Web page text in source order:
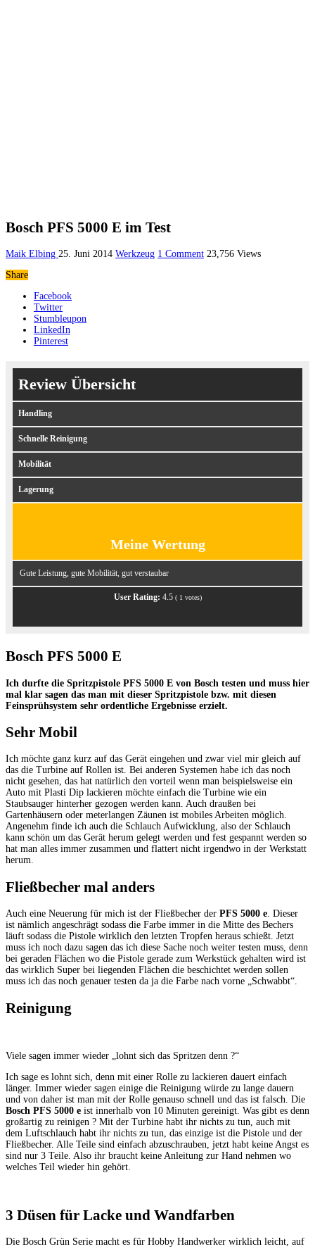
Bosch PFS 5000 E im Test
Maik Elbing 25. Juni 2014 Werkzeug 1 Comment 23,756 Views
Share
Facebook
Twitter
Stumbleupon
LinkedIn
Pinterest
Review Übersicht
Handling
Schnelle Reinigung
Mobilität
Lagerung
Meine Wertung
Gute Leistung, gute Mobilität, gut verstaubar
User Rating: 4.5 ( 1 votes)
Bosch PFS 5000 E
Ich durfte die Spritzpistole PFS 5000 E von Bosch testen und muss hier
mal klar sagen das man mit dieser Spritzpistole bzw. mit diesen
Feinsprühsystem sehr ordentliche Ergebnisse erzielt.
Sehr Mobil
Ich möchte ganz kurz auf das Gerät eingehen und zwar viel mir gleich auf
das die Turbine auf Rollen ist. Bei anderen Systemen habe ich das noch
nicht gesehen, das hat natürlich den vorteil wenn man beispielsweise ein
Auto mit Plasti Dip lackieren möchte einfach die Turbine wie ein
Staubsauger hinterher gezogen werden kann. Auch draußen bei
Gartenhäusern oder meterlangen Zäunen ist mobiles Arbeiten möglich.
Angenehm finde ich auch die Schlauch Aufwicklung, also der Schlauch
kann schön um das Gerät herum gelegt werden und fest gespannt werden so
hat man alles immer zusammen und flattert nicht irgendwo in der Werkstatt
herum.
Fließbecher mal anders
Auch eine Neuerung für mich ist der Fließbecher der PFS 5000 e. Dieser
ist nämlich angeschrägt sodass die Farbe immer in die Mitte des Bechers
läuft sodass die Pistole wirklich den letzten Tropfen heraus schießt. Jetzt
muss ich noch dazu sagen das ich diese Sache noch weiter testen muss, denn
bei geraden Flächen wo die Pistole gerade zum Werkstück gehalten wird ist
das wirklich Super bei liegenden Flächen die beschichtet werden sollen
muss ich das noch genauer testen da ja die Farbe nach vorne „Schwabbt“.
Reinigung
Viele sagen immer wieder „lohnt sich das Spritzen denn ?“
Ich sage es lohnt sich, denn mit einer Rolle zu lackieren dauert einfach
länger. Immer wieder sagen einige die Reinigung würde zu lange dauern
und von daher ist man mit der Rolle genauso schnell und das ist falsch. Die
Bosch PFS 5000 e ist innerhalb von 10 Minuten gereinigt. Was gibt es denn
großartig zu reinigen ? Mit der Turbine habt ihr nichts zu tun, auch mit
dem Luftschlauch habt ihr nichts zu tun, das einzige ist die Pistole und der
Fließbecher. Alle Teile sind einfach abzuschrauben, jetzt habt keine Angst es
sind nur 3 Teile. Also ihr braucht keine Anleitung zur Hand nehmen wo
welches Teil wieder hin gehört.
3 Düsen für Lacke und Wandfarben
Die Bosch Grün Serie macht es für Hobby Handwerker wirklich leicht, auf